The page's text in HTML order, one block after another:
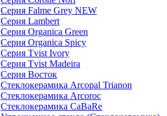
Серия Falme Grey NEW
Серия Lambert
Серия Organica Green
Серия Organica Spicy
Серия Tvist Ivory
Серия Tvist Madeira
Серия Восток
Стеклокерамика Arcopal Trianon
Стеклокерамика Arcoroc
Стеклокерамика CaBaRe